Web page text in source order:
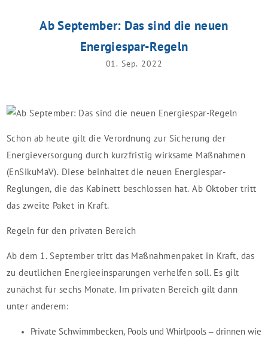
Ab September: Das sind die neuen
Energiespar-Regeln
01. Sep. 2022
Schon ab heute gilt die Verordnung zur Sicherung der
Energieversorgung durch kurzfristig wirksame Maßnahmen
(EnSikuMaV). Diese beinhaltet die neuen Energiespar-
Reglungen, die das Kabinett beschlossen hat. Ab Oktober tritt
das zweite Paket in Kraft.
Regeln für den privaten Bereich
Ab dem 1. September tritt das Maßnahmenpaket in Kraft, das
zu deutlichen Energieeinsparungen verhelfen soll. Es gilt
zunächst für sechs Monate. Im privaten Bereich gilt dann
unter anderem:
Private Schwimmbecken, Pools und Whirlpools – drinnen wie